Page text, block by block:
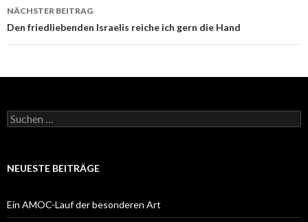
NÄCHSTER BEITRAG
Den friedliebenden Israelis reiche ich gern die Hand
Suchen
nach:
NEUESTE BEITRÄGE
Ein AMOC-Lauf der besonderen Art